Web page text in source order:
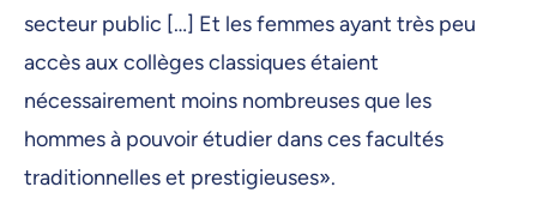
secteur public […] Et les femmes ayant très peu
accès aux collèges classiques étaient
nécessairement moins nombreuses que les
hommes à pouvoir étudier dans ces facultés
traditionnelles et prestigieuses».